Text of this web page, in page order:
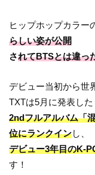
ヒップホップカラー
らしい姿が公開
されてBTSとは違っ
デビュー当初から世
TXTは5月に発表した
2ndフルアルバム「
位にランクインし、
デビュー3年目のK-
す！